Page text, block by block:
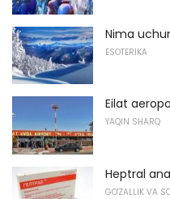
Nima
ESOTERIKA
Eilat
YAQIN SHARQ
Heptral
GO'ZALLIK VA